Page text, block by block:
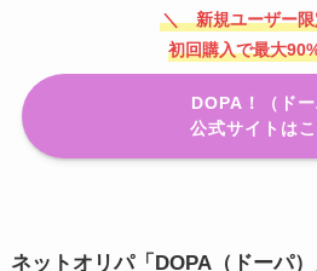
＼ 新規ユーザー
初回購入で最大
DOPA！（ドー
公式サイトは
ネットオリパ「DOPA（ドーパ